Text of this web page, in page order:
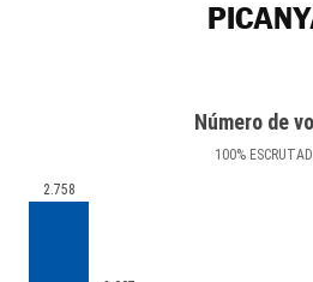
Número de
100%
2.758